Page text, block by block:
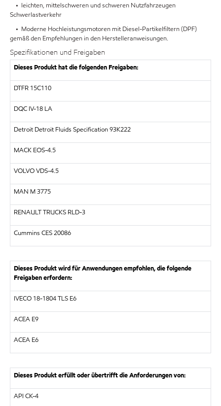
• leichten, mittelschweren und schweren Nutzfahrzeugen
Schwerlastverkehr
• Moderne Hochleistungsmotoren mit Diesel-Partikelfiltern (DPF)
gemäß den Empfehlungen in den Herstelleranweisungen.
Spezifikationen und Freigaben
Dieses Produkt hat die folgenden Freigaben:
DTFR 15C110
DQC IV-18 LA
Detroit Detroit Fluids Specification 93K222
MACK EOS-4.5
VOLVO VDS-4.5
MAN M 3775
RENAULT TRUCKS RLD-3
Cummins CES 20086
Dieses Produkt wird für Anwendungen empfohlen, die folgende
Freigaben erfordern:
IVECO 18-1804 TLS E6
ACEA E9
ACEA E6
Dieses Produkt erfüllt oder übertrifft die Anforderungen von:
API CK-4